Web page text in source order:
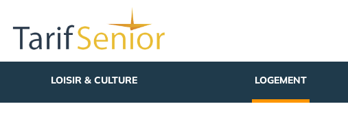
LOISIR & CULTURE LOGEMENT